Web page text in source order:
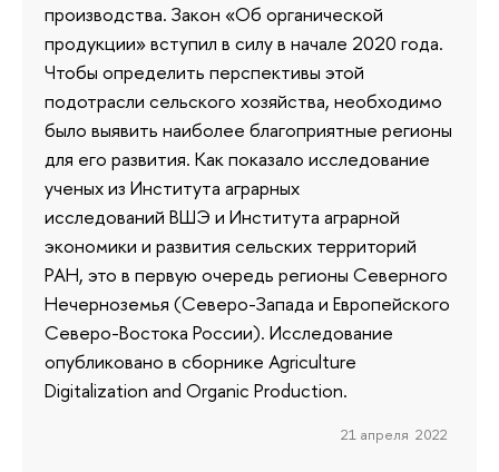
производства. Закон «Об органической
продукции» вступил в силу в начале 2020 года.
Чтобы определить перспективы этой
подотрасли сельского хозяйства, необходимо
было выявить наиболее благоприятные регионы
для его развития. Как показало исследование
ученых из Института аграрных
исследований ВШЭ и Института аграрной
экономики и развития сельских территорий
РАН, это в первую очередь регионы Северного
Нечерноземья (Северо-Запада и Европейского
Северо-Востока России). Исследование
опубликовано в сборнике Agriculture
Digitalization and Organic Production.
21 апреля 2022